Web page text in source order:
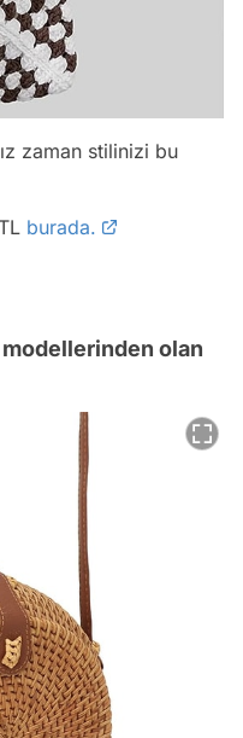
zaman stilinizi bu
burada.
modellerinden olan